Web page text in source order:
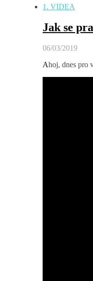
1. VIDEA
Jak se
06/03/2019
Ahoj, dnes